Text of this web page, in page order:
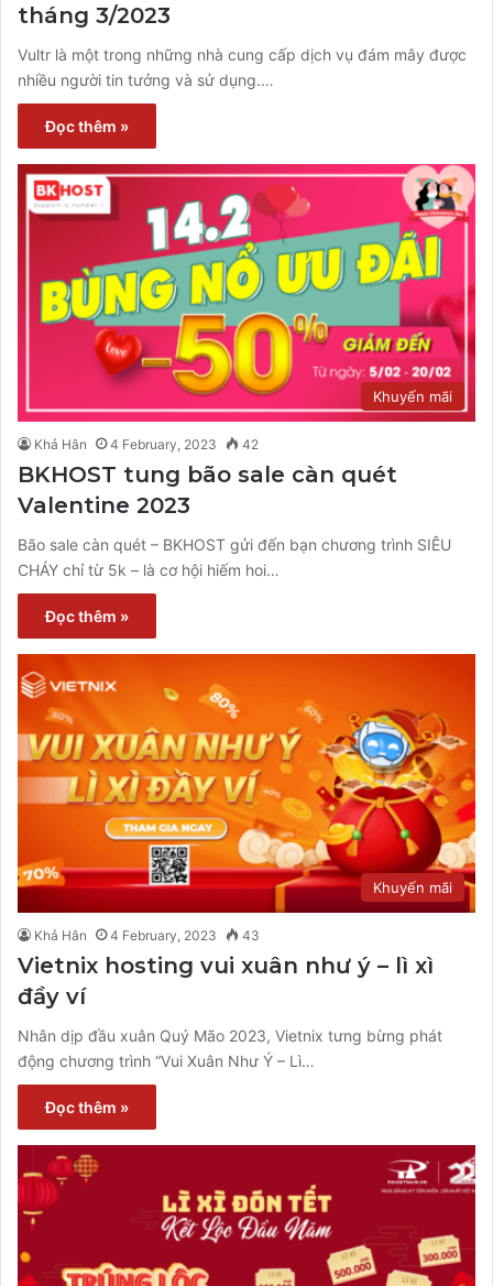
tháng 3/2023
Vultr là một trong những nhà cung cấp dịch vụ đám mây được
nhiều người tin tưởng và sử dụng.…
Đọc thêm »
Khuyến mãi
Khả Hân 4 February, 2023 42
BKHOST tung bão sale càn quét
Valentine 2023
Bão sale càn quét – BKHOST gửi đến bạn chương trình SIÊU
CHÁY chỉ từ 5k – là cơ hội hiếm hoi…
Đọc thêm »
Khuyến mãi
Khả Hân 4 February, 2023 43
Vietnix hosting vui xuân như ý – lì xì
đầy ví
Nhân dịp đầu xuân Quý Mão 2023, Vietnix tưng bừng phát
động chương trình “Vui Xuân Như Ý – Lì…
Đọc thêm »